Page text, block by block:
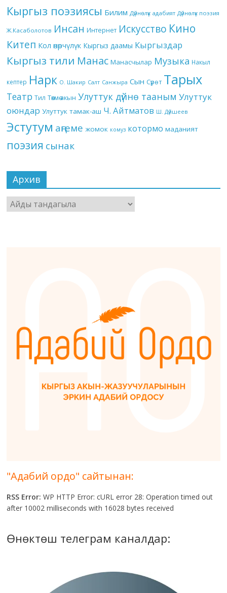
Кыргыз поэзиясы Билим Дүйнөлүк адабият Дүйнөлүк поэзия
Ж.Касаболотов Инсан Интернет Искусство Кино
Китеп Кол өнөрчүлүк Кыргыз даамы Кыргыздар
Кыргыз тили Манас Манасчылар Музыка Накыл
кептер Нарк О. Шакир Салт Санжыра Сын Сүрөт Тарых
Театр Тил Төкмө акын Улуттук дүйнө тааным Улуттук
оюндар Улуттук тамак-аш Ч. Айтматов Ш. Дүйшеев
Эстутум аңгеме жомок комуз котормо маданият
поэзия сынак
Архив
Архив
"Адабий ордо" сайтынан:
RSS Error: WP HTTP Error: cURL error 28: Operation timed out
after 10002 milliseconds with 16028 bytes received
Өнөктөш телеграм каналдар: